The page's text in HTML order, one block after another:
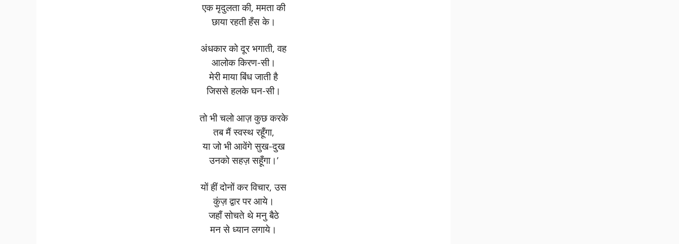
एक मृदुलता की, ममता की
छाया रहती हँस के।
अंधकार को दूर भगाती, वह
आलोक किरण-सी।
मेरी माया बिंध जाती है
जिससे हलके घन-सी।
तो भी चलो आज़ कुछ करके
तब मैं स्वस्थ रहूँगा,
या जो भी आवेंगे सुख-दुख
उनको सहज़ सहूँगा।’
यों हीं दोनों कर विचार, उस
कुंज़ द्वार पर आये।
जहाँ सोचते थे मनु बैठे
मन से ध्यान लगाये।